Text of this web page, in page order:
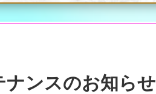
ナンスのお知らせ